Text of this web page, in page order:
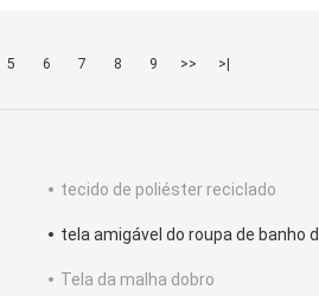
5 6 7 8 9 >> >|
tecido de poliéster reciclado
tela amigável do roupa de banho
Tela da malha dobro